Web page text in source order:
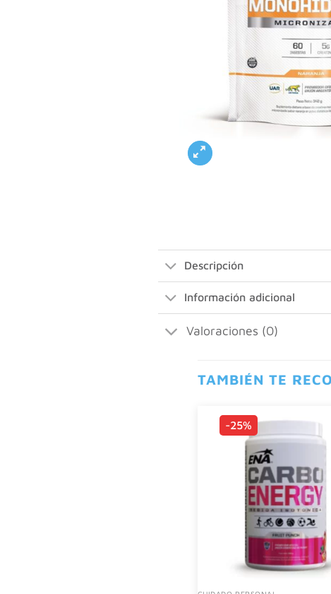
Descripción
Información adicional
Valoraciones (0)
TAMBIÉN TE
-25%